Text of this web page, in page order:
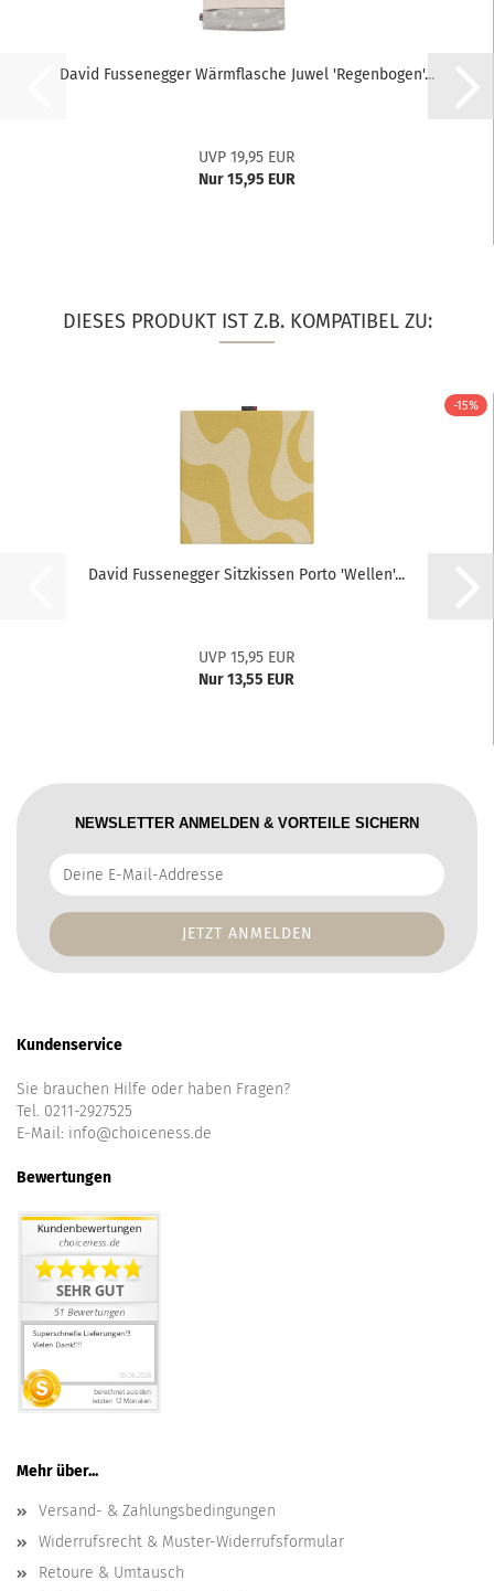
David Fussenegger Wärmflasche Juwel 'Regenbogen'...
UVP 19,95 EUR
Nur 15,95 EUR
DIESES PRODUKT IST Z.B. KOMPATIBEL ZU:
-15%
David Fussenegger Sitzkissen Porto 'Wellen'...
UVP 15,95 EUR
Nur 13,55 EUR
NEWSLETTER ANMELDEN & VORTEILE SICHERN
Deine
E-
Addresse
Kundenservice
Sie brauchen Hilfe oder haben Fragen?
Tel. 0211-2927525
E-Mail: info@choiceness.de
Bewertungen
Mehr über...
Versand- & Zahlungsbedingungen
Widerrufsrecht & Muster-Widerrufsformular
Retoure & Umtausch